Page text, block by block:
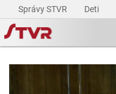
Správy STVR Deti